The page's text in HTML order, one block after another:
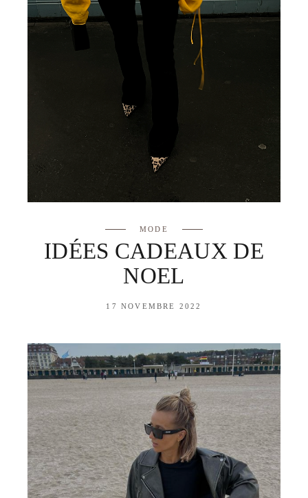
MODE
IDÉES CADEAUX DE
NOEL
17 NOVEMBRE 2022